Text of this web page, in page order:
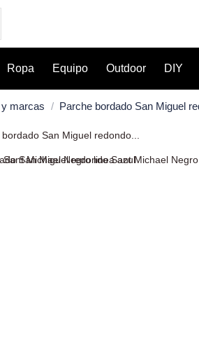
Ropa Equipo Outdoor DIY
marcas Parche bordado San Miguel